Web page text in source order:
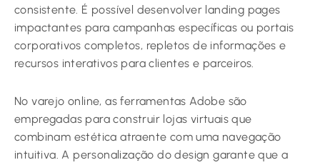
consistente. É possível desenvolver landing pages
impactantes para campanhas específicas ou portais
corporativos completos, repletos de informações e
recursos interativos para clientes e parceiros.
No varejo online, as ferramentas Adobe são
empregadas para construir lojas virtuais que
combinam estética atraente com uma navegação
intuitiva. A personalização do design garante que a